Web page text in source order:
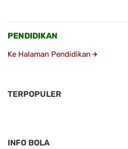
PENDIDIKAN
Ke Halaman Pendidikan
TERPOPULER
INFO BOLA